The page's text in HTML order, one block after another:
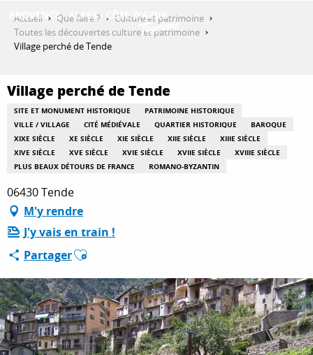
contenu
QUE FAIRE ?
SÉJOURNER
ESPACE PRO
Accueil Que faire ?
Culture et patrimoine
Toutes les découvertes culture et patrimoine
Village perché de Tende
Village perché de Tende
SITE ET MONUMENT HISTORIQUE
PATRIMOINE HISTORIQUE
VILLE / VILLAGE
CITÉ MÉDIÉVALE QUARTIER HISTORIQUE
BAROQUE
XIXE SIÈCLE
XE SIÈCLE XIE SIÈCLE XIIE SIÈCLE
XIIIE SIÈCLE
XIVE SIÈCLE
XVE SIÈCLE XVIE SIÈCLE XVIIE SIÈCLE
XVIIIE SIÈCLE
PLUS BEAUX DÉTOURS DE FRANCE
ROMANO-BYZANTIN
06430 Tende
M'y rendre
J'y vais en train !
PartagerAjouter aux favoris